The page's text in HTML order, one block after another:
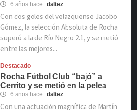
6 años hace daltez
Con dos goles del velazquense Jacobo
Gómez, la selección Absoluta de Rocha
superó a la de Río Negro 2:1, y se metió
entre las mejores...
Destacado
Rocha Fútbol Club “bajó” a
Cerrito y se metió en la pelea
6 años hace daltez
Con una actuación magnífica de Martín